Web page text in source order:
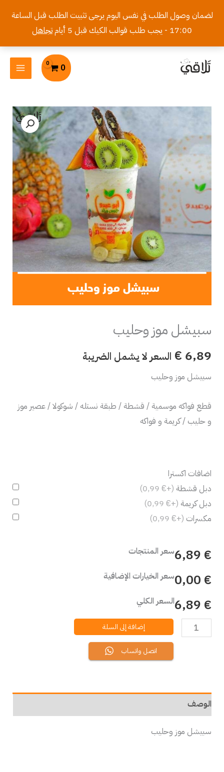
لضمان وصول الطلب في نفس اليوم يرجى تثبيت الطلب قبل الساعة
17:00 - يجب طلب قوالب الكيك قبل 5 أيام
تجاهل
0
سبيشل موز وحليب
€ 6,89 السعر لا يشمل الضريبة
سبيشل موز وحليب
قطع فواكه موسمية / قشطة / طبقة نستله / شوكولا / عصير موز
و حليب / كريمة و فواكه
اضافات اكسترا
دبل قشطة (+€ 0,99)
دبل كريمة (+€ 0,99)
مكسرات (+€ 0,99)
سعر المنتجات € 6,89
سعر الخيارات الإضافية € 0,00
السعر الكلي € 6,89
موز
وحليب
إضافة إلى السلة
اتصل واتساب
الوصف
سبيشل موز وحليب